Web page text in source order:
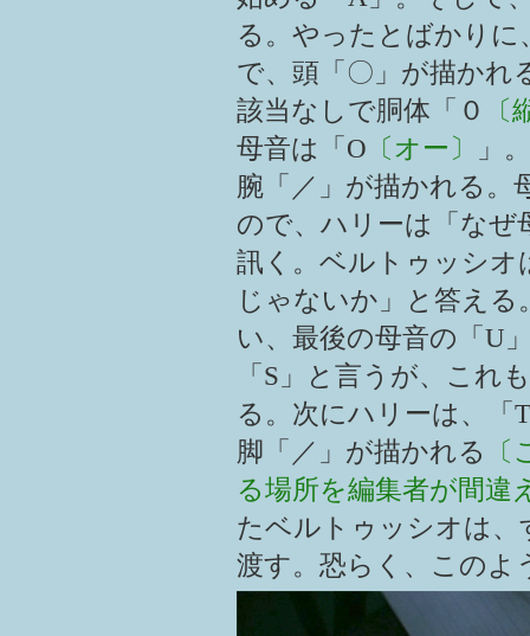
る。やったとばかりに
で、頭「〇」が描かれ
該当なしで胴体「０
母音は「O 〔オー〕
」
腕「／」が描かれる。
ので、ハリーは「なぜ
訊く。ベルトゥッシオ
じゃないか」と答え
い、最後の母音の「U
「S」と言うが、これ
る。次にハリーは、「
脚「／」が描かれる
る場所を編集者が間違
たベルトゥッシオは
渡す。恐らく、このよ